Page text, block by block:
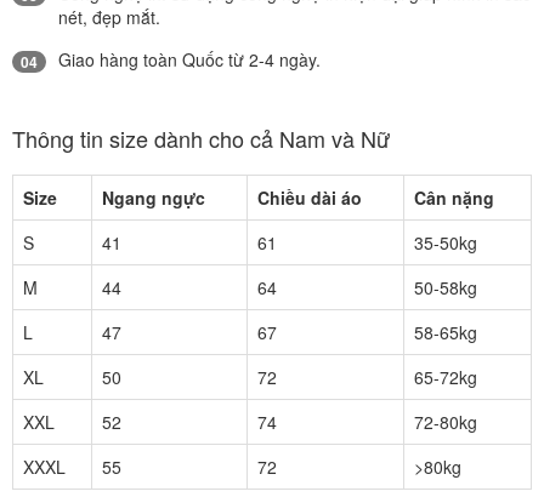
nét, đẹp mắt.
04 Giao hàng toàn Quốc từ 2-4 ngày.
Thông tin size dành cho cả Nam và Nữ
Size Ngang ngực Chiều dài áo
Cân nặng
S
41 61
35-50kg
M
44 64
50-58kg
L
47 67
58-65kg
XL
50 72
65-72kg
XXL
52 74
72-80kg
XXXL
55 72 >80kg